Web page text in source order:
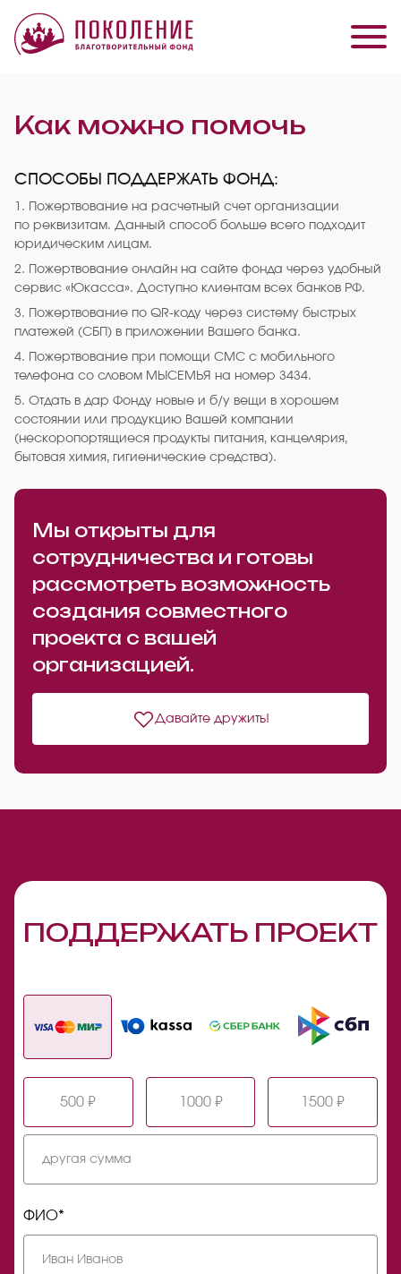
Как можно помочь
СПОСОБЫ ПОДДЕРЖАТЬ ФОНД:
1. Пожертвование на расчетный счет организации
по реквизитам. Данный способ больше всего подходит
юридическим лицам.
2. Пожертвование онлайн на сайте фонда через удобный
сервис «Юкасса». Доступно клиентам всех банков РФ.
3. Пожертвование по QR-коду через систему быстрых
платежей (СБП) в приложении Вашего банка.
4. Пожертвование при помощи СМС с мобильного
телефона со словом МЫСЕМЬЯ на номер 3434.
5. Отдать в дар Фонду новые и б/у вещи в хорошем
состоянии или продукцию Вашей компании
(нескоропортящиеся продукты питания, канцелярия,
бытовая химия, гигиенические средства).
Мы открыты для
сотрудничества и готовы
рассмотреть возможность
создания совместного
проекта с вашей
организацией.
Давайте дружить!
ПОДДЕРЖАТЬ ПРОЕКТ
500 ₽ 1000 ₽ 1500 ₽
ФИО*